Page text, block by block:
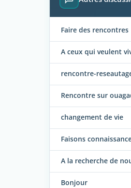
Faire des rencontres
A ceux qui veulent
rencontre-
Rencontre sur
changement de vie
Faisons
A la recherche de
Bonjour